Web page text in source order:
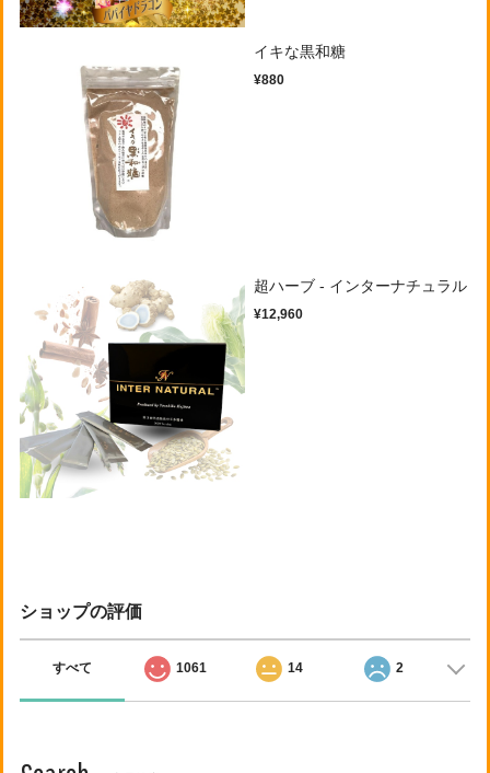
イキな黒和糖
¥880
超ハーブ - インターナチュラル
¥12,960
ショップの評価
すべて 1061 14 2